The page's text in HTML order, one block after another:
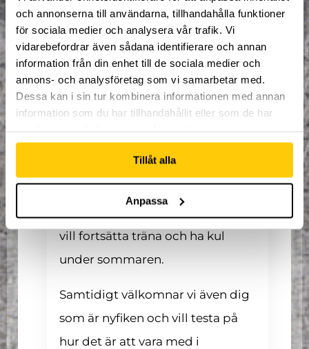
och annonserna till användarna, tillhandahålla funktioner
för sociala medier och analysera vår trafik. Vi
vidarebefordrar även sådana identifierare och annan
information från din enhet till de sociala medier och
annons- och analysföretag som vi samarbetar med.
Dessa kan i sin tur kombinera informationen med annan
information som du har tillhandahållit eller som de har
Tillåt alla
Anpassa
6000 kvm med ramper för
skidåkning och inlines
10 stora supertramps
Foampits
2 airbags
Massor av andra
actionaktiviteter
För vem passar lägret?
Lägret är i första hand för dig
som redan går på Multisport och
vill fortsätta träna och ha kul
under sommaren.
Samtidigt välkomnar vi även dig
som är nyfiken och vill testa på
hur det är att vara med i